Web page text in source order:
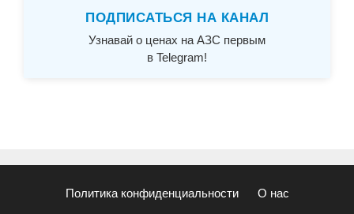
ПОДПИСАТЬСЯ НА КАНАЛ
Узнавай о ценах на АЗС первым
в Telegram!
Политика конфиденциальности О нас